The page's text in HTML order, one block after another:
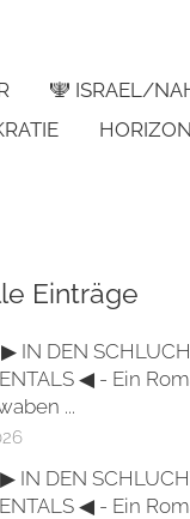
🕎 ISRAEL/
Einträge
IN DEN
◀ - Ein
...
IN DEN
◀ - Ein